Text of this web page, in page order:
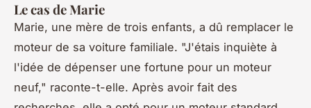
Le cas de Marie
Marie, une mère de trois enfants, a dû remplacer le
moteur de sa voiture familiale. "J'étais inquiète à
l'idée de dépenser une fortune pour un moteur
neuf," raconte-t-elle. Après avoir fait des